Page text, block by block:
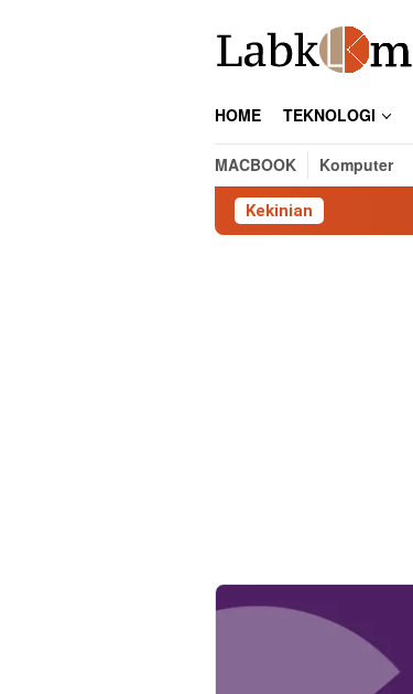
HOME TEKNOLOGI
MACBOOK Komputer
Kekinian